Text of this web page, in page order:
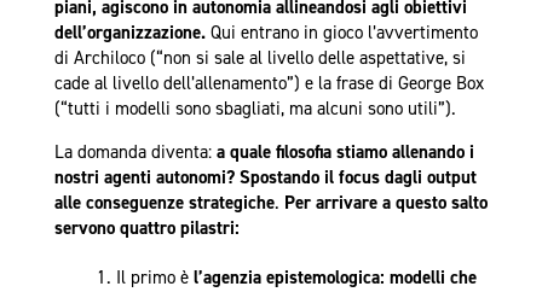
piani, agiscono in autonomia allineandosi agli obiettivi
dell’organizzazione.Qui entrano in gioco l’avvertimento
di Archiloco (“non si sale al livello delle aspettative, si
cade al livello dell’allenamento”) e la frase di George Box
(“tutti i modelli sono sbagliati, ma alcuni sono utili”).
La domanda diventa: a quale filosofia stiamo allenando i
nostri agenti autonomi? Spostando il focus dagli output
alle conseguenze strategiche. Per arrivare a questo salto
servono quattro pilastri:
Il primo è l’agenzia epistemologica: modelli che